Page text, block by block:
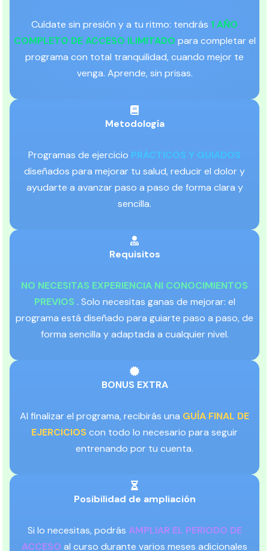
Cuídate sin presión y a tu ritmo: tendrás 1 AÑO
COMPLETO DE ACCESO ILIMITADO para completar el
programa con total tranquilidad, cuando mejor te
venga. Aprende, sin prisas.
Metodología
Programas de ejercicio PRÁCTICOS Y GUIADOS
diseñados para mejorar tu salud, reducir el dolor y
ayudarte a avanzar paso a paso de forma clara y
sencilla.
Requisitos
NO NECESITAS EXPERIENCIA NI CONOCIMIENTOS
PREVIOS . Solo necesitas ganas de mejorar: el
programa está diseñado para guiarte paso a paso, de
forma sencilla y adaptada a cualquier nivel.
BONUS EXTRA
Al finalizar el programa, recibirás una GUÍA FINAL DE
EJERCICIOS con todo lo necesario para seguir
entrenando por tu cuenta.
Posibilidad de ampliación
Si lo necesitas, podrás AMPLIAR EL PERIODO DE
ACCESO al curso durante varios meses adicionales